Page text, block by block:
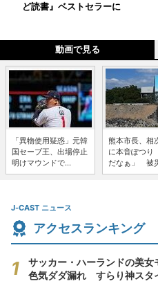
ど読書』ベストセラーに
動画で見る
「異物使用疑惑」元韓
国セーブ王、出場停止
明けマウンドで...
熊本市長、相
に本音ぽつり
だなぁ」 被
J-CAST ニュース
アクセスランキング
サッカー・ハーランドの美
色気ダダ漏れ すらり神スタ